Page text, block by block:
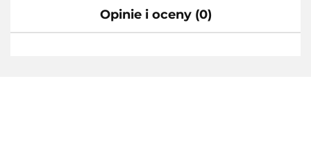
Opinie i oceny (0)